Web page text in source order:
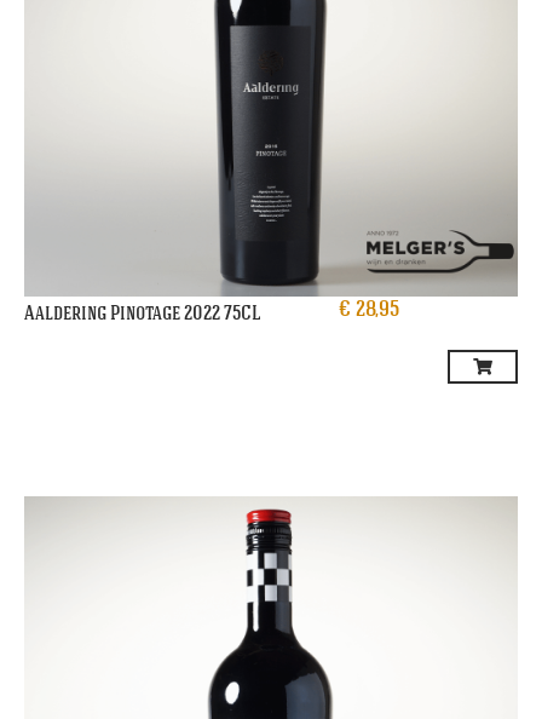
Aaldering Pinotage 2022 75CL € 28,95